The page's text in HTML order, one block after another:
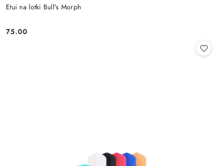
Etui na lotki Bull's Morph
Cena:
75.00